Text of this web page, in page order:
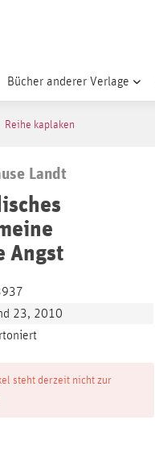
Bücher anderer Verlage
Reihe kaplaken
Landt
Angst
23, 2010
steht derzeit nicht zur